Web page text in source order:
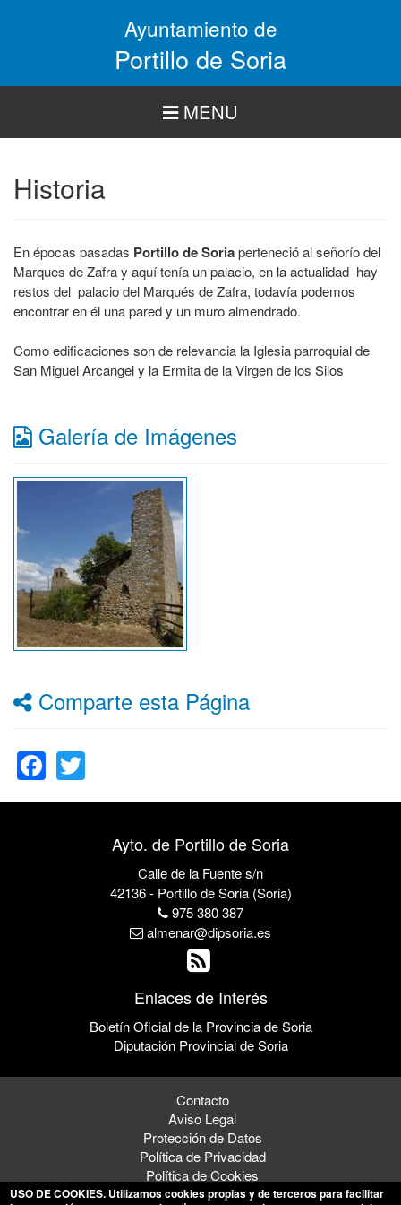
Ayuntamiento de
Portillo de Soria
MENU
Historia
En épocas pasadas Portillo de Soriaperteneció al señorío del
Marques de Zafra y aquí tenía un palacio, en la actualidad hay
restos del palacio del Marqués de Zafra, todavía podemos
encontrar en él una pared y un muro almendrado.
Como edificaciones son de relevancia la Iglesia parroquial de
San Miguel Arcangel y la Ermita de la Virgen de los Silos
Galería de Imágenes
Comparte esta Página
Facebook
Ayto. de Portillo de Soria
Calle de la Fuente s/n
42136 - Portillo de Soria (Soria)
975 380 387
almenar@dipsoria.es
Enlaces de Interés
Boletín Oficial de la Provincia de Soria
Diputación Provincial de Soria
Contacto
Aviso Legal
Protección de Datos
Política de Privacidad
Política de Cookies
USO DE COOKIES. Utilizamos cookies propias y de terceros para facilitar